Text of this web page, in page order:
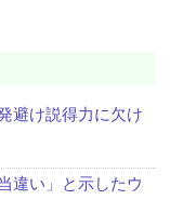
避け説得力に欠け
違い」と示したウ